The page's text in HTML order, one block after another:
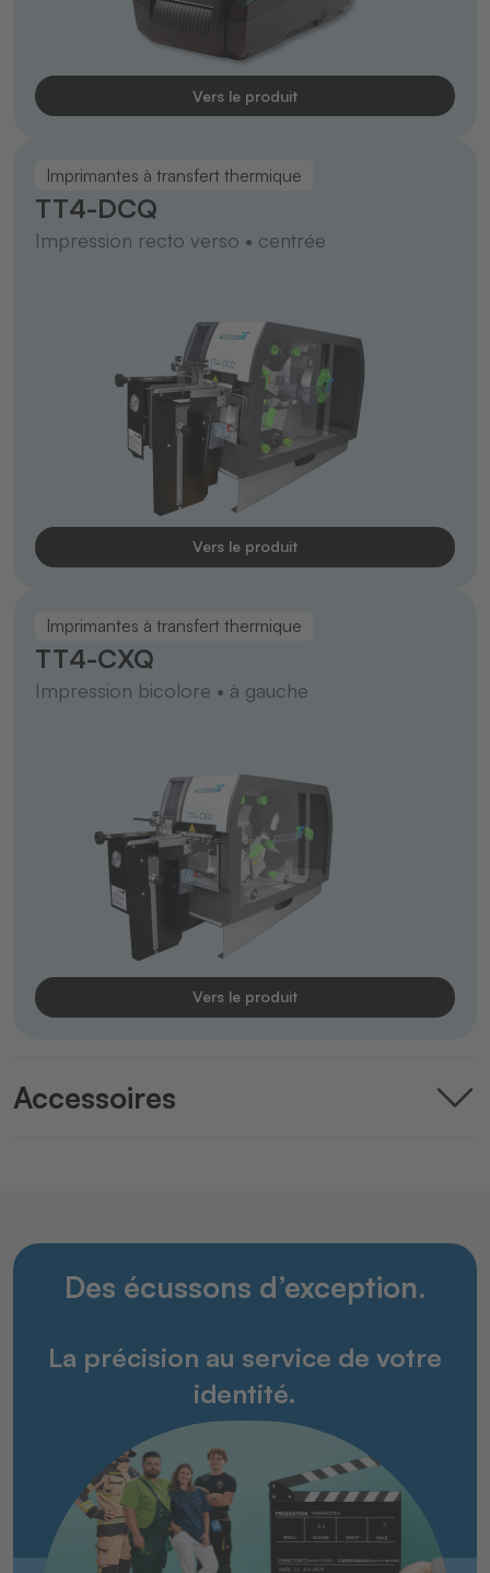
Vers le produit
Imprimantes à transfert thermique
TT4-DCQ
Impression recto verso • centrée
Vers le produit
Imprimantes à transfert thermique
TT4-CXQ
Impression bicolore • à gauche
Vers le produit
Accessoires
Des écussons d’exception.
La précision au service de votre
identité.